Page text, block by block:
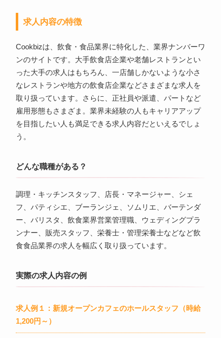
求人内容の特徴
Cookbizは、飲食・食品業界に特化した、業界ナンバーワ
ンのサイトです。大手飲食店企業や老舗レストランとい
った大手の求人はもちろん、一店舗しかないような小さ
なレストランや地方の飲食店企業などさまざまな求人を
取り扱っています。さらに、正社員や派遣、パートなど
雇用形態もさまざま。業界未経験の人もキャリアアップ
を目指したい人も満足できる求人内容だといえるでしょ
う。
どんな職種がある？
調理・キッチンスタッフ、店長・マネージャー、シェ
フ、パティシエ、ブーランジェ、ソムリエ、バーテンダ
ー、バリスタ、飲食業界営業管理職、ウェディングプラ
ンナー、販売スタッフ、栄養士・管理栄養士などなど飲
食食品業界の求人を幅広く取り扱っています。
実際の求人内容の例
求人例１：新規オープンカフェのホールスタッフ（時給
1,200円～）